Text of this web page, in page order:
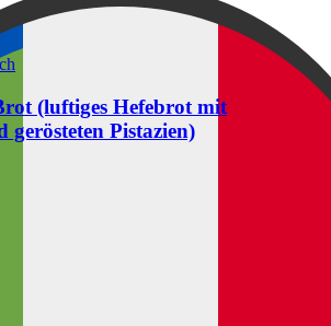
(luftiges Hefebrot mit
gerösteten Pistazien)